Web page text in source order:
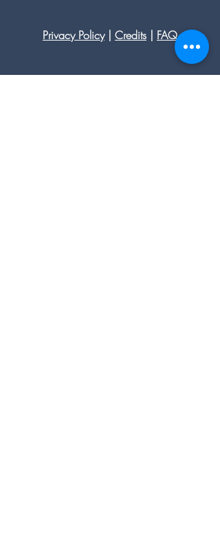
Privacy Policy| Credits | FAQ